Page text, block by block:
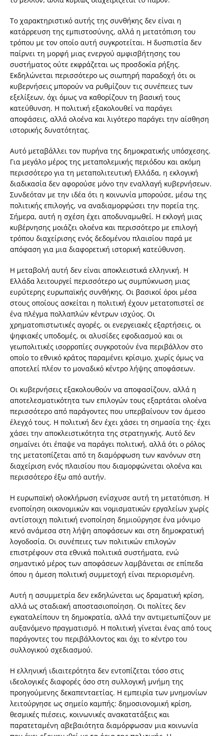
Το χαρακτηριστικό αυτής της συνθήκης δεν είναι η
κατάρρευση της εμπιστοσύνης, αλλά η μετατόπιση του
τρόπου με τον οποίο αυτή συγκροτείται. Η δυσπιστία δεν
παίρνει τη μορφή μιας ενεργού αμφισβήτησης του
συστήματος ούτε εκφράζεται ως προσδοκία ρήξης.
Εκδηλώνεται περισσότερο ως σιωπηρή παραδοχή ότι οι
κυβερνήσεις μπορούν να ρυθμίζουν τις συνέπειες των
εξελίξεων, όχι όμως να καθορίζουν τη βασική τους
κατεύθυνση. Η πολιτική εξακολουθεί να παράγει
αποφάσεις, αλλά ολοένα και λιγότερο παράγει την αίσθηση
ιστορικής δυνατότητας.
Αυτό μεταβάλλει τον πυρήνα της δημοκρατικής υπόσχεσης.
Για μεγάλο μέρος της μεταπολεμικής περιόδου και ακόμη
περισσότερο για τη μεταπολιτευτική Ελλάδα, η εκλογική
διαδικασία δεν αφορούσε μόνο την εναλλαγή κυβερνήσεων.
Συνδεόταν με την ιδέα ότι η κοινωνία μπορούσε, μέσω της
πολιτικής επιλογής, να αναδιαμορφώσει την πορεία της.
Σήμερα, αυτή η σχέση έχει αποδυναμωθεί. Η εκλογή μιας
κυβέρνησης μοιάζει ολοένα και περισσότερο με επιλογή
τρόπου διαχείρισης ενός δεδομένου πλαισίου παρά με
απόφαση για μια διαφορετική ιστορική κατεύθυνση.
Η μεταβολή αυτή δεν είναι αποκλειστικά ελληνική. Η
Ελλάδα λειτουργεί περισσότερο ως συμπύκνωση μιας
ευρύτερης ευρωπαϊκής συνθήκης. Οι βασικοί όροι μέσα
στους οποίους ασκείται η πολιτική έχουν μετατοπιστεί σε
ένα πλέγμα πολλαπλών κέντρων ισχύος. Οι
χρηματοπιστωτικές αγορές, οι ενεργειακές εξαρτήσεις, οι
ψηφιακές υποδομές, οι αλυσίδες εφοδιασμού και οι
γεωπολιτικές ισορροπίες συγκροτούν ένα περιβάλλον στο
οποίο το εθνικό κράτος παραμένει κρίσιμο, χωρίς όμως να
αποτελεί πλέον το μοναδικό κέντρο λήψης αποφάσεων.
Οι κυβερνήσεις εξακολουθούν να αποφασίζουν, αλλά η
αποτελεσματικότητα των επιλογών τους εξαρτάται ολοένα
περισσότερο από παράγοντες που υπερβαίνουν τον άμεσο
έλεγχό τους. Η πολιτική δεν έχει χάσει τη σημασία της· έχει
χάσει την αποκλειστικότητα της στρατηγικής. Αυτό δεν
σημαίνει ότι έπαψε να παράγει πολιτική, αλλά ότι ο ρόλος
της μετατοπίζεται από τη διαμόρφωση των κανόνων στη
διαχείριση ενός πλαισίου που διαμορφώνεται ολοένα και
περισσότερο έξω από αυτήν.
Η ευρωπαϊκή ολοκλήρωση ενίσχυσε αυτή τη μετατόπιση. Η
ενοποίηση οικονομικών και νομισματικών εργαλείων χωρίς
αντίστοιχη πολιτική ενοποίηση δημιούργησε ένα μόνιμο
κενό ανάμεσα στη λήψη αποφάσεων και στη δημοκρατική
λογοδοσία. Οι συνέπειες των πολιτικών επιλογών
επιστρέφουν στα εθνικά πολιτικά συστήματα, ενώ
σημαντικό μέρος των αποφάσεων λαμβάνεται σε επίπεδα
όπου η άμεση πολιτική συμμετοχή είναι περιορισμένη.
Αυτή η ασυμμετρία δεν εκδηλώνεται ως δραματική κρίση,
αλλά ως σταδιακή αποστασιοποίηση. Οι πολίτες δεν
εγκαταλείπουν τη δημοκρατία, αλλά την αντιμετωπίζουν με
αυξανόμενο πραγματισμό. Η πολιτική γίνεται ένας από τους
παράγοντες του περιβάλλοντος και όχι το κέντρο του
συλλογικού σχεδιασμού.
Η ελληνική ιδιαιτερότητα δεν εντοπίζεται τόσο στις
ιδεολογικές διαφορές όσο στη συλλογική μνήμη της
προηγούμενης δεκαπενταετίας. Η εμπειρία των μνημονίων
λειτούργησε ως σημείο καμπής: δημοσιονομική κρίση,
θεσμικές πιέσεις, κοινωνικές ανακατατάξεις και
παρατεταμένη αβεβαιότητα διαμόρφωσαν μια κοινωνία